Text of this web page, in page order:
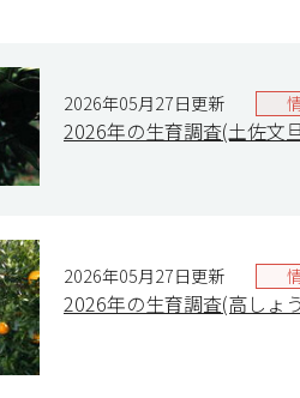
2026年05月27日更新
2026年の生育調査(土佐文
2026年05月27日更新
2026年の生育調査(高しょ